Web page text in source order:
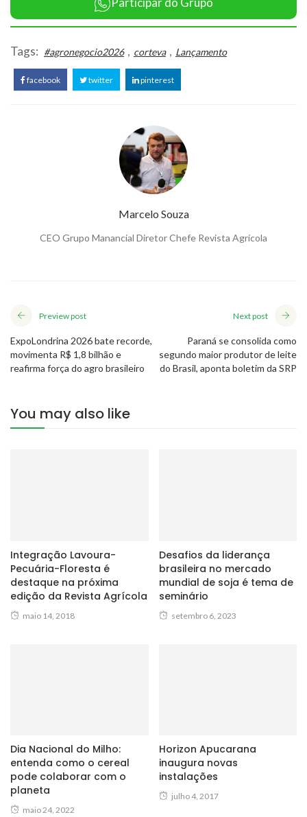
Tags: #agronegocio2026 , corteva , Lançamento
facebook twitter pinterest
Marcelo Souza
CEO Grupo Manancial Diretor Chefe Revista Agrícola
Preview post
ExpoLondrina 2026 bate recorde,
movimenta R$ 1,8 bilhão e
reafirma força do agro brasileiro
Next post
Paraná se consolida como
segundo maior produtor de leite
do Brasil, aponta boletim da SRP
You may also like
Integração Lavoura-
Pecuária-Floresta é
destaque na próxima
edição da Revista Agrícola
maio 14, 2018
Desafios da liderança
brasileira no mercado
mundial de soja é tema de
seminário
setembro 6, 2023
Dia Nacional do Milho:
entenda como o cereal
pode colaborar com o
planeta
maio 24, 2022
Horizon Apucarana
inaugura novas
instalações
julho 4, 2017